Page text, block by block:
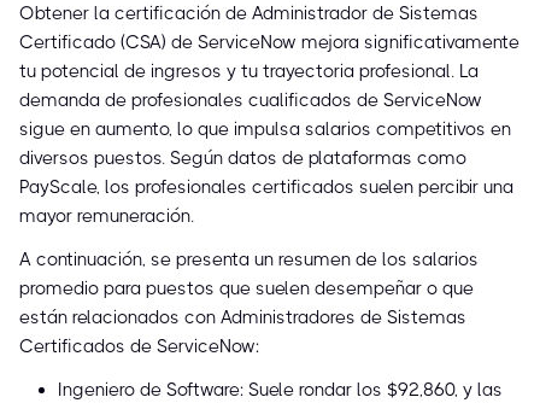
Obtener la certificación de Administrador de Sistemas
Certificado (CSA) de ServiceNow mejora significativamente
tu potencial de ingresos y tu trayectoria profesional. La
demanda de profesionales cualificados de ServiceNow
sigue en aumento, lo que impulsa salarios competitivos en
diversos puestos. Según datos de plataformas como
PayScale, los profesionales certificados suelen percibir una
mayor remuneración.
A continuación, se presenta un resumen de los salarios
promedio para puestos que suelen desempeñar o que
están relacionados con Administradores de Sistemas
Certificados de ServiceNow:
Ingeniero de Software: Suele rondar los $92,860, y las